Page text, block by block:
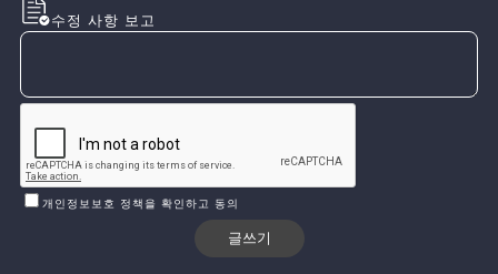
수정 사항 보고
개인정보보호 정책을 확인하고 동의